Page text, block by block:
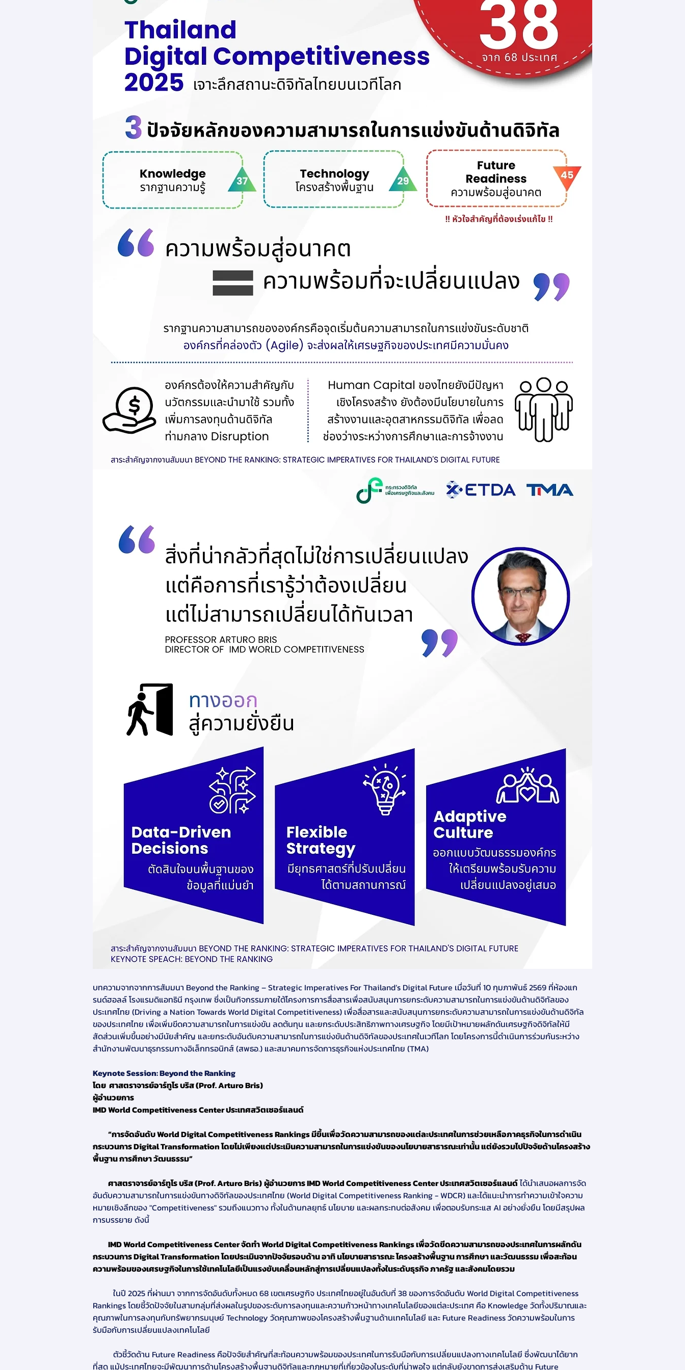
บทความจากจากการสัมมนา Beyond the Ranking – Strategic Imperatives For Thailand’s Digital Future เมื่อวันที่ 10 กุมภาพันธ์ 2569 ที่ห้องแก
รนด์ฮอลล์ โรงแรมดิแอทธินี กรุงเทพ ซึ่งเป็นกิจกรรมภายใต้โครงการการสื่อสารเพื่อสนับสนุนการยกระดับความสามารถในการแข่งขันด้านดิจิทัลของ
ประเทศไทย (Driving a Nation Towards World Digital Competitiveness) เพื่อสื่อสารและสนับสนุนการยกระดับความสามารถในการแข่งขันด้านดิจิทัล
ของประเทศไทย เพื่อเพิ่มขีดความสามารถในการแข่งขัน ลดต้นทุน และยกระดับประสิทธิภาพทางเศรษฐกิจ โดยมีเป้าหมายผลักดันเศรษฐกิจดิจิทัลให้มี
สัดส่วนเพิ่มขึ้นอย่างมีนัยสำคัญ และยกระดับอันดับความสามารถในการแข่งขันด้านดิจิทัลของประเทศในเวทีโลก โดยโครงการนี้ดำเนินการร่วมกันระหว่าง
สำนักงานพัฒนาธุรกรรมทางอิเล็กทรอนิกส์ (สพธอ.) และสมาคมการจัดการธุรกิจแห่งประเทศไทย (TMA)
Keynote Session: Beyond the Ranking
โดย  ศาสตราจารย์อาร์ทูโร บริส (Prof. Arturo Bris)
ผู้อำนวยการ
IMD World Competitiveness Center ประเทศสวิตเซอร์แลนด์
กระบวนการ Digital Transformation โดยไม่เพียงแต่ประเมินความสามารถในการแข่งขันของนโยบายสาธารณะเท่านั้น แต่ยังรวมไปปัจจัยด้านโครงสร้าง
พื้นฐาน การศึกษา วัฒนธรรม”
          ศาสตราจารย์อาร์ทูโร บริส (Prof. Arturo Bris)
ผู้อำนวยการ IMD World Competitiveness Center ประเทศสวิตเซอร์แลนด์ได้นำเสนอผลการจัด
อันดับความสามารถในการแข่งขันทางดิจิทัลของประเทศไทย (World Digital Competitiveness Ranking - WDCR) และได้แนะนำการทำความเข้าใจความ
หมายเชิงลึกของ "Competitiveness" รวมถึงแนวทาง ทั้งในด้านกลยุทธ์ นโยบาย และผลกระทบต่อสังคม เพื่อตอบรับกระแส AI อย่างยั่งยืน โดยมีสรุปผล
การบรรยาย ดังนี้
กระบวนการ Digital Transformation โดยประเมินจากปัจจัยรอบด้าน อาทิ นโยบายสาธารณะ โครงสร้างพื้นฐาน การศึกษา และวัฒนธรรม เพื่อสะท้อน
ความพร้อมของเศรษฐกิจในการใช้เทคโนโลยีเป็นแรงขับเคลื่อนหลักสู่การเปลี่ยนแปลงทั้งในระดับธุรกิจ ภาครัฐ และสังคมโดยรวม
          ในปี 2025 ที่ผ่านมา จากการจัดอันดับทั้งหมด 68 เขตเศรษฐกิจ ประเทศไทยอยู่ในอันดับที่ 38 ของการจัดอันดับ World Digital Competitiveness
Rankings โดยชี้วัดปัจจัยในสามกลุ่มที่ส่งผลในรูปของระดับการลงทุนและความก้าวหน้าทางเทคโนโลยีของแต่ละประเทศ คือ Knowledge วัดทั้งปริมาณและ
คุณภาพในการลงทุนกับทรัพยากรมนุษย์ Technology วัดคุณภาพของโครงสร้างพื้นฐานด้านเทคโนโลยี และ Future Readiness วัดความพร้อมในการ
รับมือกับการเปลี่ยนแปลงเทคโนโลยี
ที่สุด แม้ประเทศไทยจะมีพัฒนาการด้านโครงสร้างพื้นฐานดิจิทัลและกฎหมายที่เกี่ยวข้องในระดับที่น่าพอใจ แต่กลับยังขาดการส่งเสริมด้าน Future